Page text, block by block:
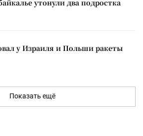
утонули два подростка
у Израиля и Польши ракеты
Показать ещё